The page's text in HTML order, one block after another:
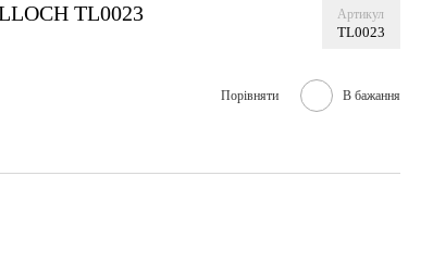
TL0023 Артикул
TL0023
Порівняти В бажання